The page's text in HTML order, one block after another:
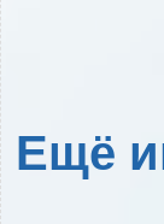
Ещё